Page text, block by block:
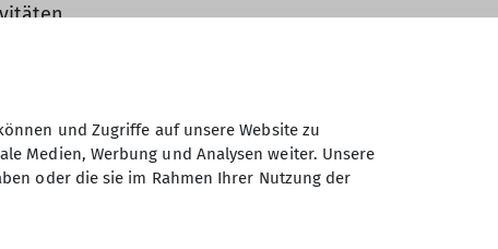
stellen.
und Zugriffe auf unsere Website zu
Medien, Werbung und Analysen weiter. Unsere
oder die sie im Rahmen Ihrer Nutzung der